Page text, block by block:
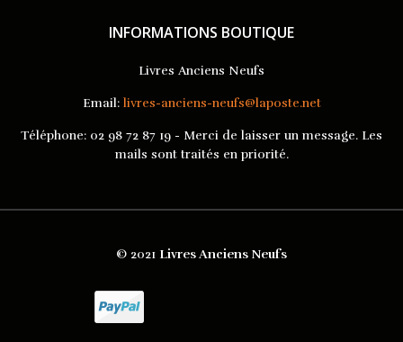
INFORMATIONS BOUTIQUE
Livres Anciens Neufs
Email: livres-anciens-neufs@laposte.net
Téléphone: 02 98 72 87 19 - Merci de laisser un message. Les
mails sont traités en priorité.
© 2021 Livres Anciens Neufs